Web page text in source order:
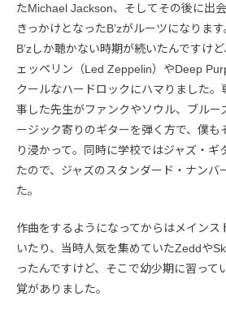
たMichael Jackson、そしてその後に出
きっかけとなったB’zがルーツになりま
B’zしか聴かない時期が続いたんですけ
ェッペリン（Led Zeppelin）やDeep
クールなハードロックにハマりました。
事した先生がファンクやソウル、ブルー
ージック寄りのギターを弾く方で、僕も
り浸かって。同時に学校ではジャズ・ギ
たので、ジャズのスタンダード・ナンバ
た。
作曲をするようになってからはメインス
いたり、当時人気を集めていたZeddや
ったんですけど、そこで幼少期に習って
覚がありました。